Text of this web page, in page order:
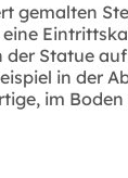
gemalten
Statue
in der
im